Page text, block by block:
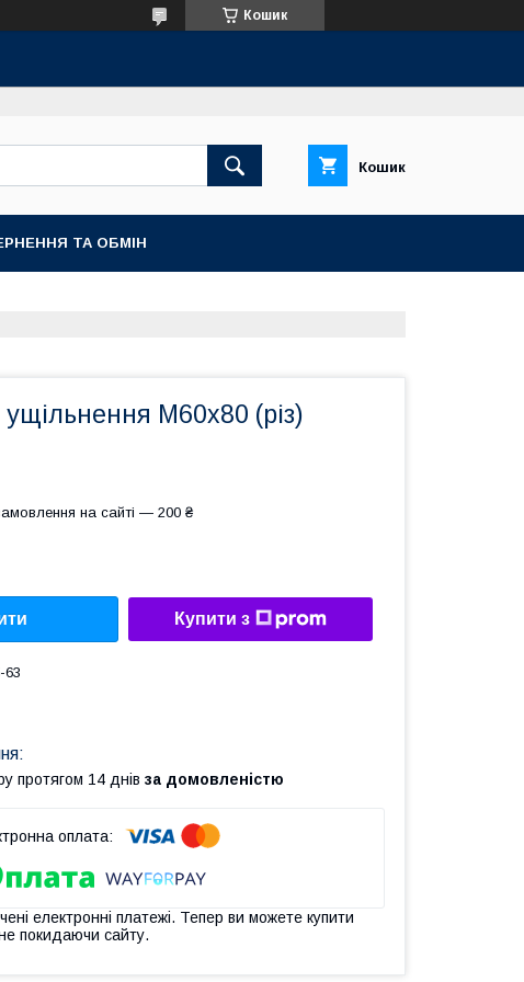
Кошик
Кошик
ТА ОБМІН
М60х80 (різ)
на сайті — 200 ₴
Купити з
63
протягом 14 днів за домовленістю
електронні платежі. Тепер ви можете купити
покидаючи сайту.